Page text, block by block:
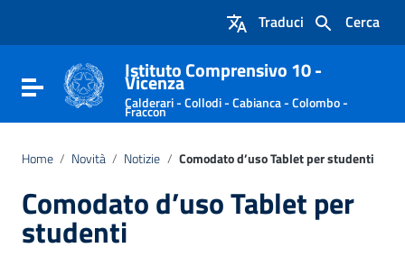
Vai al footer
Cerca
Traduci
Attiva / disattiva la navigazione
Istituto Comprensivo 10 -
Vicenza
Calderari - Collodi - Cabianca - Colombo -
Fraccon
Home / Novità / Notizie / Comodato d’uso Tablet per studenti
Comodato d’uso Tablet per
studenti